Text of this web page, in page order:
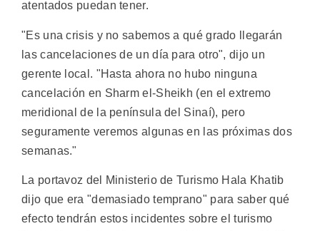
atentados puedan tener.
"Es una crisis y no sabemos a qué grado llegarán
las cancelaciones de un día para otro", dijo un
gerente local. "Hasta ahora no hubo ninguna
cancelación en Sharm el-Sheikh (en el extremo
meridional de la península del Sinaí), pero
seguramente veremos algunas en las próximas dos
semanas."
La portavoz del Ministerio de Turismo Hala Khatib
dijo que era "demasiado temprano" para saber qué
efecto tendrán estos incidentes sobre el turismo